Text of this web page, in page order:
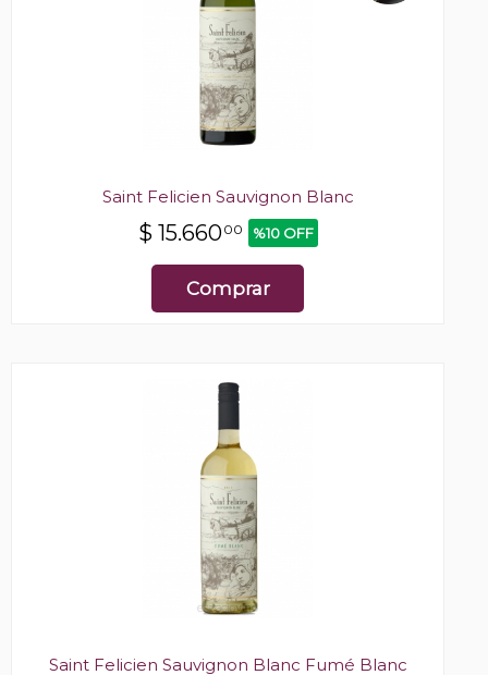
Saint Felicien Sauvignon Blanc
$ 15.66000 %10 OFF
Comprar
Saint Felicien Sauvignon Blanc Fumé Blanc